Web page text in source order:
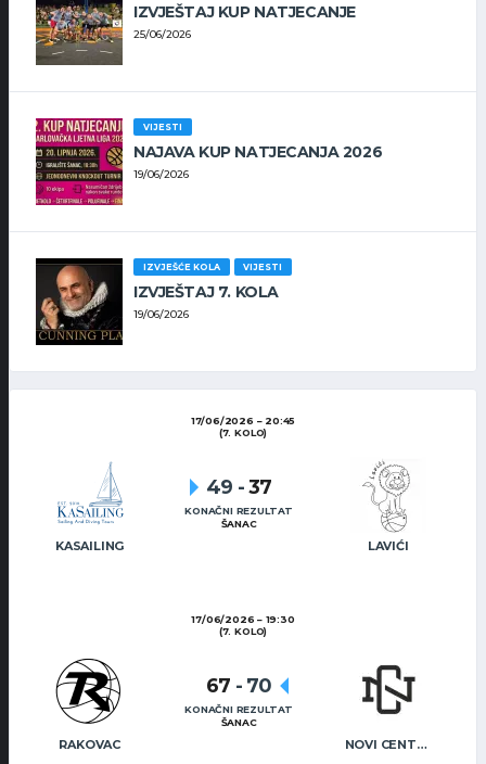
IZVJEŠTAJ KUP NATJECANJE
25/06/2026
VIJESTI
NAJAVA KUP NATJECANJA 2026
19/06/2026
IZVJEŠĆE KOLA VIJESTI
IZVJEŠTAJ 7. KOLA
19/06/2026
17/06/2026
20:45
(7. KOLO)
KASAILING LAVIĆI
49 -37
KONAČNI REZULTAT
ŠANAC
17/06/2026
19:30
(7. KOLO)
RAKOVAC NOVI CENTAR
67 - 70
KONAČNI REZULTAT
ŠANAC